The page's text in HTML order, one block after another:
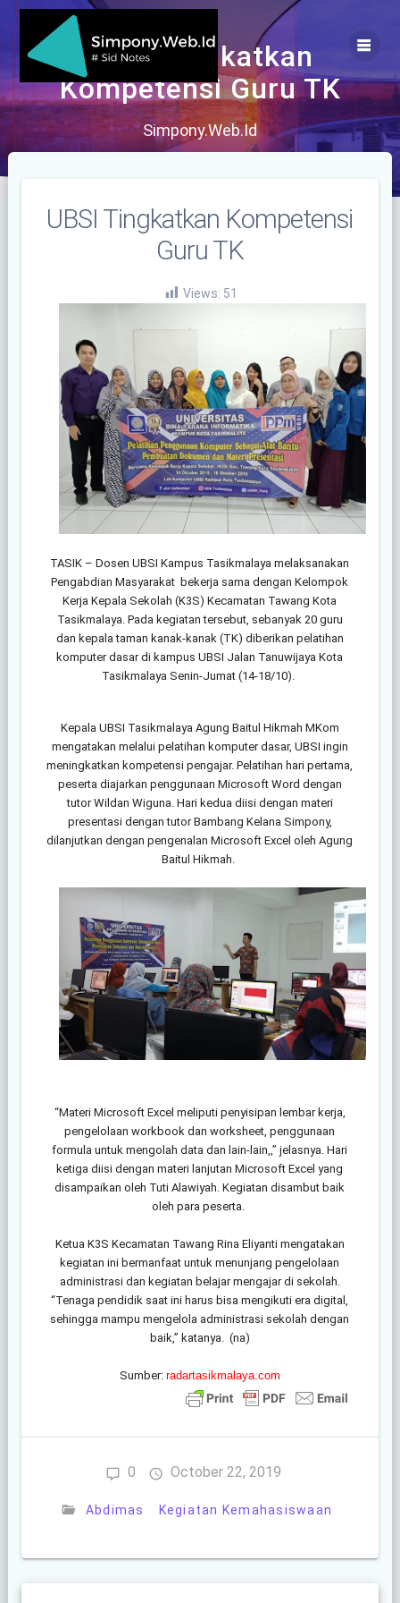
Skip
content
UBSI Tingkatkan
Kompetensi Guru TK
Simpony.Web.Id
UBSI Tingkatkan Kompetensi
Guru TK
Views: 51
TASIK – Dosen UBSI Kampus Tasikmalaya melaksanakan
Pengabdian Masyarakat bekerja sama dengan Kelompok
Kerja Kepala Sekolah (K3S) Kecamatan Tawang Kota
Tasikmalaya. Pada kegiatan tersebut, sebanyak 20 guru
dan kepala taman kanak-kanak (TK) diberikan pelatihan
komputerdasar di kampus UBSI Jalan Tanuwijaya Kota
Tasikmalaya Senin-Jumat (14-18/10).
Kepala UBSI Tasikmalaya Agung Baitul Hikmah MKom
mengatakan melalui pelatihan komputer dasar, UBSI ingin
meningkatkan kompetensi pengajar. Pelatihan hari pertama,
peserta diajarkan penggunaan Microsoft Word dengan
tutor Wildan Wiguna. Hari kedua diisi dengan materi
presentasi dengan tutor Bambang Kelana Simpony,
dilanjutkan dengan pengenalan Microsoft Excel oleh Agung
Baitul Hikmah.
“Materi Microsoft Excel meliputi penyisipan lembar kerja,
pengelolaan workbook dan worksheet, penggunaan
formula untuk mengolah data dan lain-lain,,” jelasnya. Hari
ketiga diisi dengan materi lanjutan Microsoft Excel yang
disampaikan oleh Tuti Alawiyah. Kegiatan disambut baik
oleh para peserta.
Ketua K3S Kecamatan Tawang Rina Eliyanti mengatakan
kegiatan ini bermanfaat untuk menunjang pengelolaan
administrasi dan kegiatan belajar mengajar di sekolah.
“Tenaga pendidik saat ini harus bisa mengikuti era digital,
sehingga mampu mengelola administrasi sekolah dengan
baik,” katanya. (na)
Sumber: radartasikmalaya.com
0 October 22, 2019
Abdimas Kegiatan Kemahasiswaan